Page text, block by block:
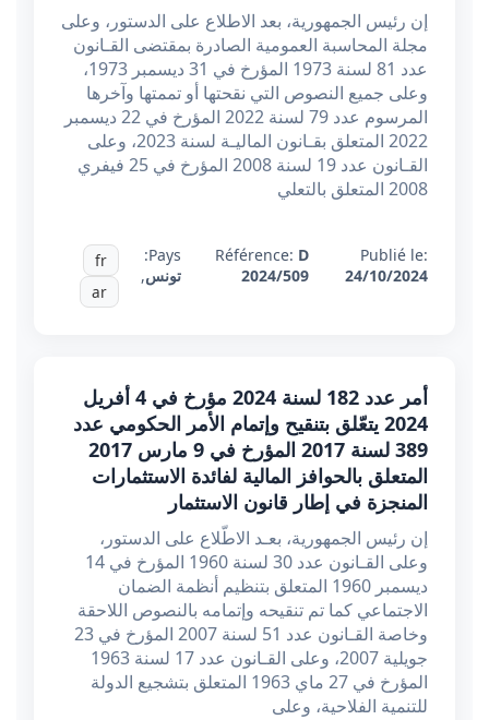
إن رئيس الجمهورية، بعد الاطلاع على الدستور، وعلى
مجلة المحاسبة العمومية الصادرة بمقتضى القـانون
عدد 81 لسنة 1973 المؤرخ في 31 ديسمبر 1973،
وعلى جميع النصوص التي نقحتها أو تممتها وآخرها
المرسوم عدد 79 لسنة 2022 المؤرخ في 22 ديسمبر
2022 المتعلق بقـانون الماليـة لسنة 2023، وعلى
القـانون عدد 19 لسنة 2008 المؤرخ في 25 فيفري
2008 المتعلق بالتعلي
Publié le:
24/10/2024
Référence: D
2024/509
Pays:
تونس,
fr
ar
أمر عدد 182 لسنة 2024 مؤرخ في 4 أفريل
2024 يتعّلق بتنقيح وإتمام الأمر الحكومي عدد
389 لسنة 2017 المؤرخ في 9 مارس 2017
المتعلق بالحوافز المالية لفائدة الاستثمارات
المنجزة في إطار قانون الاستثمار
إن رئيس الجمهورية، بعـد الاطّلاع على الدستور،
وعلى القـانون عدد 30 لسنة 1960 المؤرخ في 14
ديسمبر 1960 المتعلق بتنظيم أنظمة الضمان
الاجتماعي كما تم تنقيحه وإتمامه بالنصوص اللاحقة
وخاصة القـانون عدد 51 لسنة 2007 المؤرخ في 23
جويلية 2007، وعلى القـانون عدد 17 لسنة 1963
المؤرخ في 27 ماي 1963 المتعلق بتشجيع الدولة
للتنمية الفلاحية، وعلى